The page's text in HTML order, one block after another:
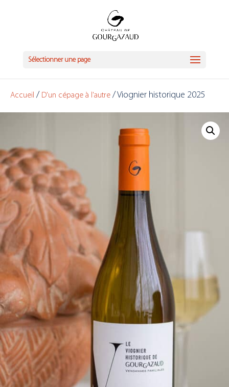
Sélectionner une page
Accueil / D'un cépage à l'autre / Viognier historique 2025